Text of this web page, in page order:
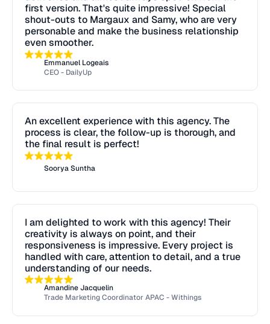
first version. That's quite impressive! Special
shout-outs to Margaux and Samy, who are very
personable and make the business relationship
even smoother.
Emmanuel Logeais
CEO - DailyUp
An excellent experience with this agency. The
process is clear, the follow-up is thorough, and
the final result is perfect!
Soorya Suntha
I am delighted to work with this agency! Their
creativity is always on point, and their
responsiveness is impressive. Every project is
handled with care, attention to detail, and a true
understanding of our needs.
Amandine Jacquelin
Trade Marketing Coordinator APAC - Withings